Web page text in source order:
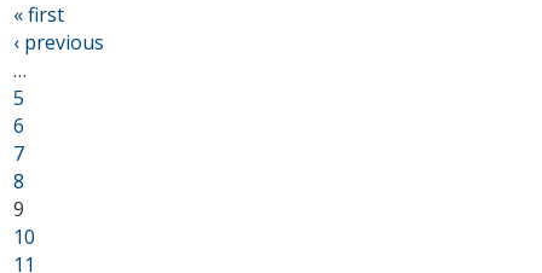
« first
‹ previous
…
5
6
7
8
9
10
11